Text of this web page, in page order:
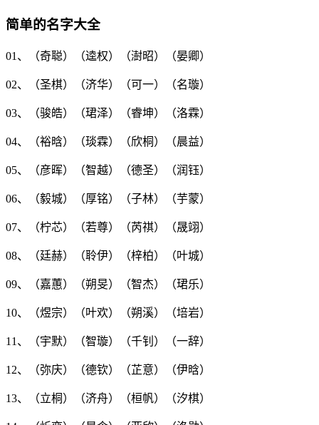
简单的名字大全
01、（奇聪）（逵权）（澍昭）（晏卿）
02、（圣棋）（济华）（可一）（名璇）
03、（骏皓）（珺泽）（睿坤）（洛霖）
04、（裕晗）（琰霖）（欣桐 ）（晨益）
05、（彦晖）（智越）（德圣）（润钰）
06、（毅城）（厚铭）（子林）（芋蒙）
07、（柠芯）（若尊）（芮祺）（晟翊）
08、（廷赫）（聆伊）（梓柏）（叶城）
09、（嘉蕙）（朔旻）（智杰）（珺乐）
10、（煜宗）（叶欢）（朔溪）（培岩）
11、（宇默）（智璇）（千钊 ）（一辞）
12、（弥庆）（德钦）（芷意）（伊晗）
13、（立桐 ）（济舟）（桓帆）（汐棋）